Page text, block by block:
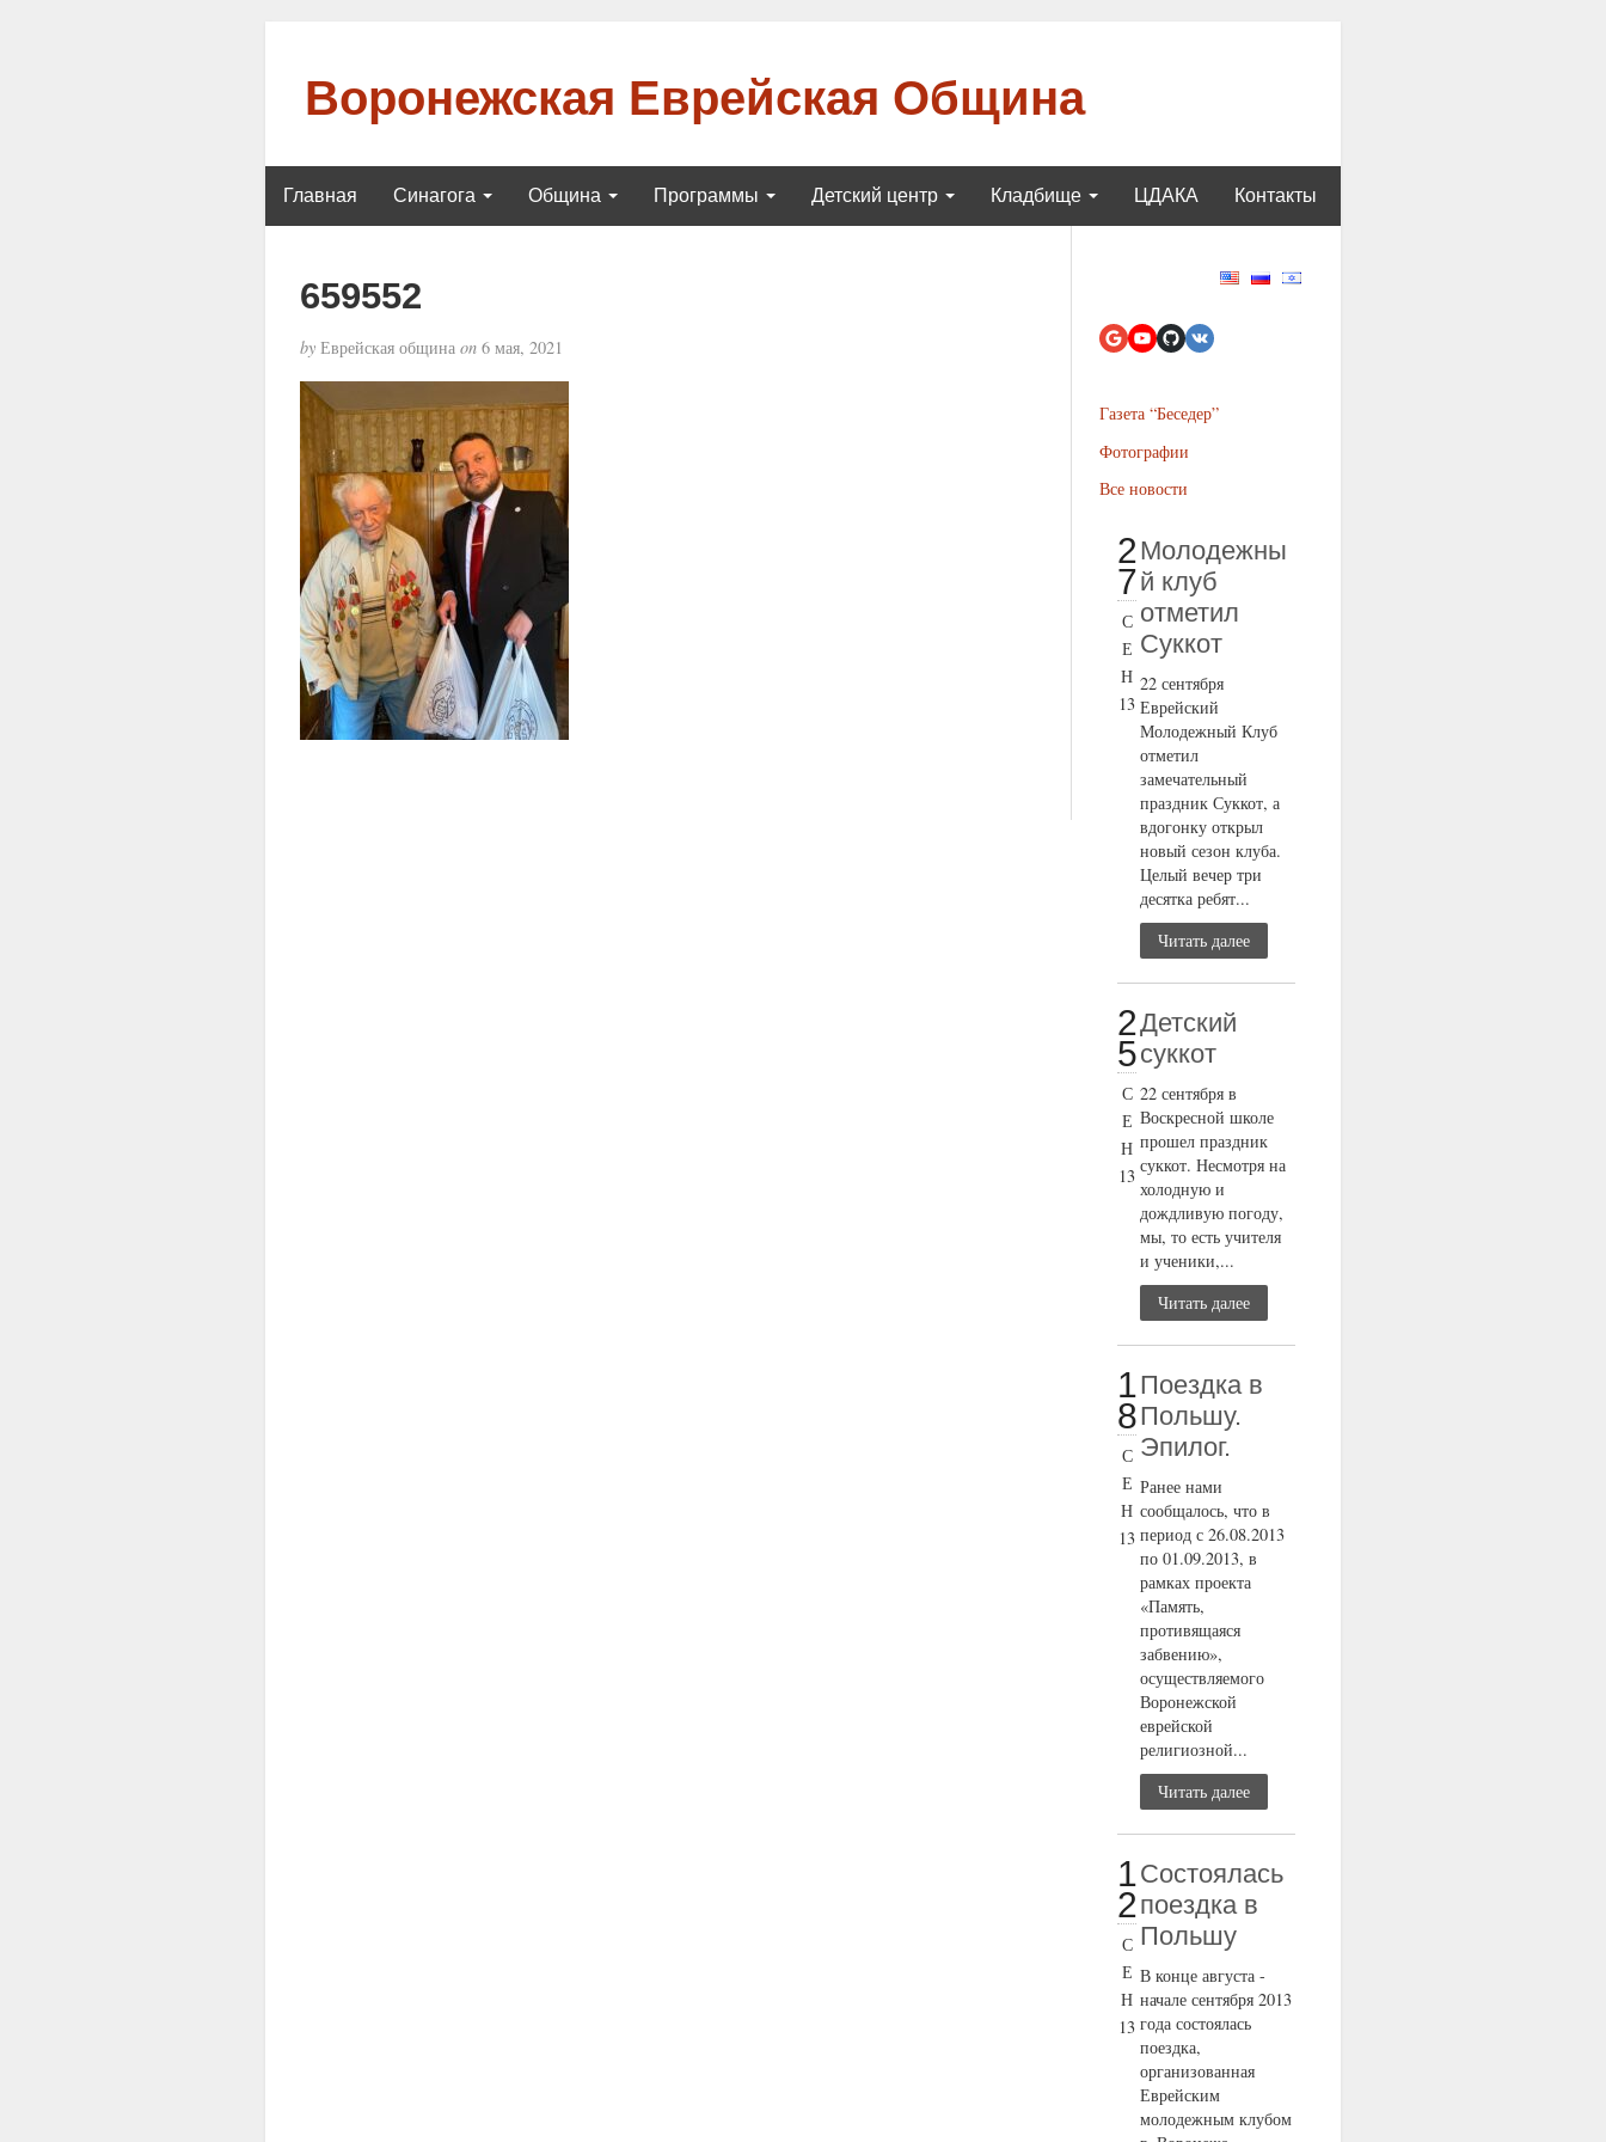
Воронежская Еврейская Община
Главная Синагога Община Программы Детский центр Кладбище ЦДАКА Контакты
659552
byЕврейская община on6 мая, 2021
Газета “Беседер”
Фотографии
Все новости
2
7
С
Е
Н
13
Молодежны
й клуб
отметил
Суккот
22 сентября
Еврейский
Молодежный Клуб
отметил
замечательный
праздник Суккот, а
вдогонку открыл
новый сезон клуба.
Целый вечер три
десятка ребят...
Читать далее
2
5
С
Е
Н
13
Детский
суккот
22 сентября в
Воскресной школе
прошел праздник
суккот. Несмотря на
холодную и
дождливую погоду,
мы, то есть учителя
и ученики,...
Читать далее
1
8
С
Е
Н
13
Поездка в
Польшу.
Эпилог.
Ранее нами
сообщалось, что в
период с 26.08.2013
по 01.09.2013, в
рамках проекта
«Память,
противящаяся
забвению»,
осуществляемого
Воронежской
еврейской
религиозной...
Читать далее
1
2
С
Е
Н
13
Состоялась
поездка в
Польшу
В конце августа -
начале сентября 2013
года состоялась
поездка,
организованная
Еврейским
молодежным клубом